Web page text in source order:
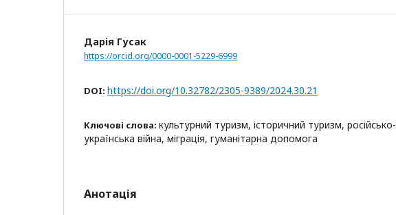
Дарія Гусак
https://orcid.org/0000-0001-5229-6999
DOI: https://doi.org/10.32782/2305-9389/2024.30.21
Ключові слова: культурний туризм, історичний туризм, російсько-
українська війна, міграція, гуманітарна допомога
Анотація